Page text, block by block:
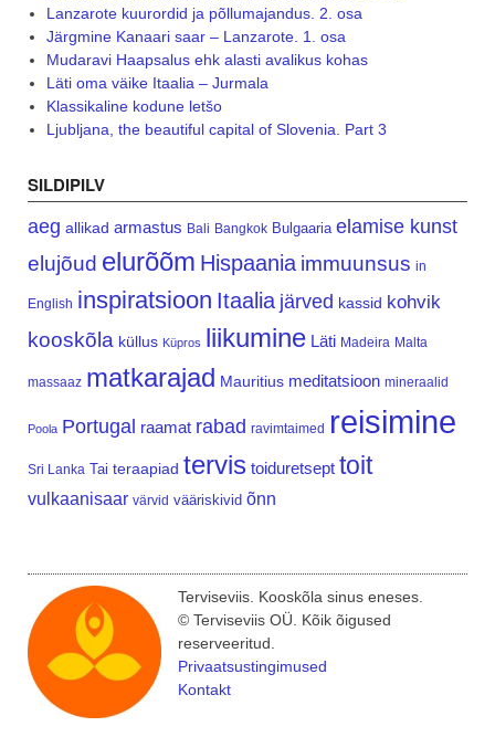
Lanzarote kuurordid ja põllumajandus. 2. osa
Järgmine Kanaari saar – Lanzarote. 1. osa
Mudaravi Haapsalus ehk alasti avalikus kohas
Läti oma väike Itaalia – Jurmala
Klassikaline kodune letšo
Ljubljana, the beautiful capital of Slovenia. Part 3
SILDIPILV
aeg allikad armastus Bali Bangkok Bulgaaria elamise kunst
elujõud elurõõm Hispaania immuunsus in
English inspiratsioon Itaalia järved kassid kohvik
kooskõla küllus Küpros liikumine Läti Madeira Malta
massaaz matkarajad Mauritius meditatsioon mineraalid
Poola Portugal raamat rabad ravimtaimed reisimine
Sri Lanka Tai teraapiad tervis toiduretsept toit
vulkaanisaar värvid vääriskivid õnn
Terviseviis. Kooskõla sinus eneses.
© Terviseviis OÜ. Kõik õigused
reserveeritud.
Privaatsustingimused
Kontakt